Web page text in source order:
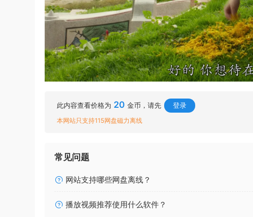
此内容查看价格为 20 金币，请先 登录
本网站只支持115网盘磁力离线
常见问题
网站支持哪些网盘离线？
播放视频推荐使用什么软件？